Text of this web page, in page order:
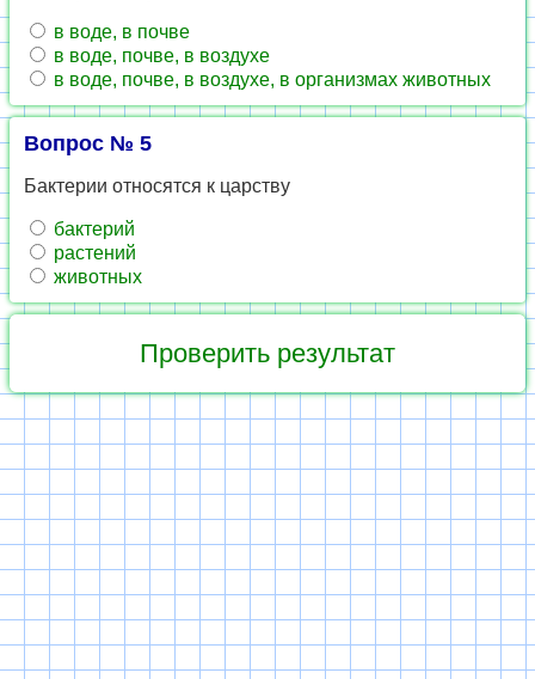
в воде, в почве
в воде, почве, в воздухе
в воде, почве, в воздухе, в организмах животных
Вопрос № 5
Бактерии относятся к царству
бактерий
растений
животных